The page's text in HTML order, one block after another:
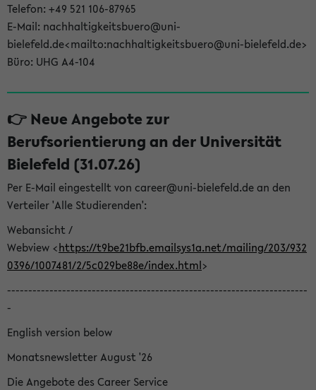
Telefon: +49 521 106-87965
E-Mail: nachhaltigkeitsbuero@uni-
bielefeld.de<mailto:nachhaltigkeitsbuero@uni-bielefeld.de>
Büro: UHG A4-104
👉 Neue Angebote zur
Berufsorientierung an der Universität
Bielefeld (31.07.26)
Per E-Mail eingestellt von career@uni-bielefeld.de an den
Verteiler 'Alle Studierenden':
Webansicht /
Webview <https://t9be21bfb.emailsys1a.net/mailing/203/932
0396/1007481/2/5c029be88e/index.html>
-----------------------------------------------------------------------
-
English version below
Monatsnewsletter August '26
Die Angebote des Career Service